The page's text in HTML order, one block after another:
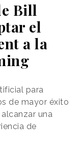
Bill
el
a la
para
de mayor éxito
una
de